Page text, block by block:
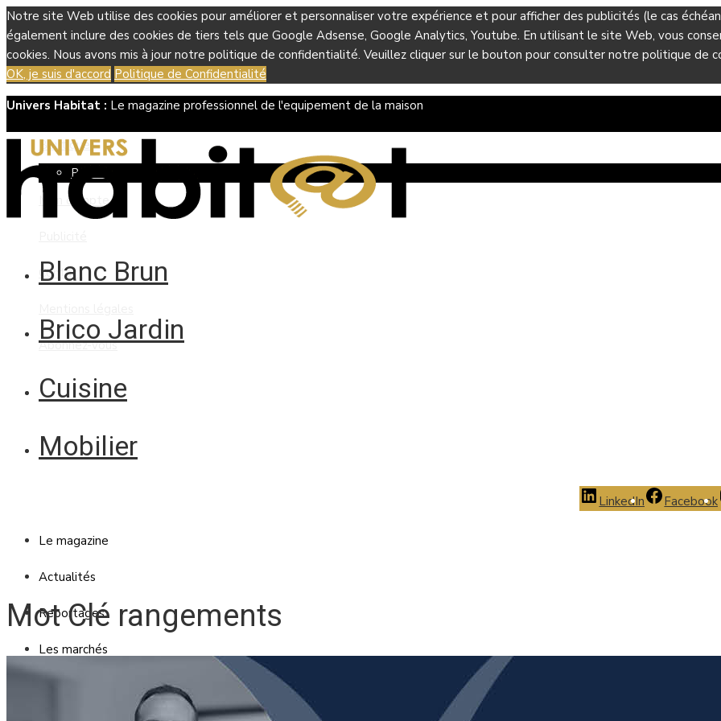
Notre site Web utilise des cookies pour améliorer et personnaliser votre expérience et pour afficher des publicités (le cas
également inclure des cookies de tiers tels que Google Adsense, Google Analytics, Youtube. En utilisant le site Web, vous
cookies. Nous avons mis à jour notre politique de confidentialité. Veuillez cliquer sur le bouton pour consulter notre politique de
OK, je suis d'accord Politique de Confidentialité
Univers Habitat : Le magazine professionnel de l'equipement de la maison
Boutique
Panier
Mon compte
Contact
Abonnez-vous
Blanc Brun
Brico Jardin
Cuisine
Mobilier
LinkedIn Facebook
Le magazine
Actualités
Reportages
Les marchés
Mot Clé rangements